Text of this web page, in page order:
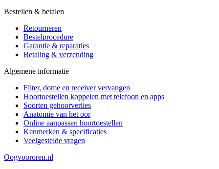
Bestellen & betalen
Retourneren
Bestelprocedure
Garantie & reparaties
Betaling & verzending
Algemene informatie
Filter, dome en receiver vervangen
Hoortoestellen koppelen met telefoon en apps
Soorten gehoorverlies
Anatomie van het oor
Online aanpassen hoortoestellen
Kenmerken & specificaties
Veelgestelde vragen
Oogvoororen.nl